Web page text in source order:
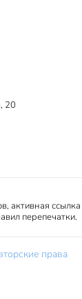
20
активная
перепечатки.
права